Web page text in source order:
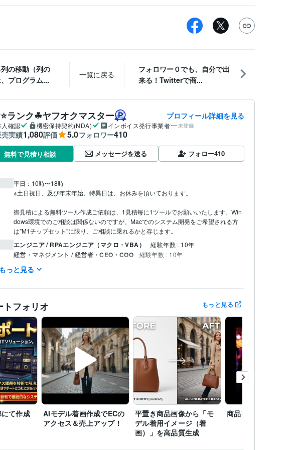
の移動（列の
プログラム...
一覧に戻る
フォロワー０でも、自分で出
来る！Twitterで商...
ランク☘ヤフオクマスター プロフィール詳細を見る
人確認 機密保持契約(NDA) インボイス発行事業者 未登録
実績1,080評価 5.0フォロワー410
無料で見積り相談 メッセージを送る フォロー410
平日：10時〜18時
※土日祝日、及び年末年始、特異日は、お休みを頂いております。
御見積による無料ツール作成ご依頼は、1見積毎に1ツールでお願いいたします。Win
dows環境でのご相談は関係ないのですが、Macでのシステム開発をご希望される方
は”M1チップセット”に限り、ご相談に乗れるかと存じます。
エンジニア / RPAエンジニア（マクロ・VBA） 経験年数 : 10年
経営・マネジメント / 経営者・CEO・COO 経験年数 : 10年
田辺テックシステム開発会社
フランチャイズ含め全国600店　売上ランキング2位
ファイナンシャル・プランナー（CFP）
CGクリエイター検定ベーシック 取得年 : 1998年
乙種危険物取扱者 取得年 : 2003年
情報処理技術者（第二種情報処理技術者） 取得年 : 1997年
ク
Google Apps Script:3年 JavaScript:3年Python:3年Node.js:0年
Google Cloud Platform:2年
イ Access:3年Excel:30年Google スプレッドシート:15年
Google ドキュメント:15年
Numbers:15年BASE:10年 Makeshop:1年 Shopify:1年
STORES:1年
カラーミーショップ:1年弥生会計:10年UiPath:3年ChatGPT:2年Bard:1年
Adobe Photoshop:5年Adobe Premiere Pro:5年PowerDirector:0年
Adobe Illustrator:3年 Canva:3年MediBang Paint:10年
っと見る
トフォリオ もっと見る
て作成
AIモデル着画作成でECの
アクセス＆売上アップ！
平置き商品画像から「モ
デル着用イメージ（着
画）」を高品質生成
商品画像1枚から動画